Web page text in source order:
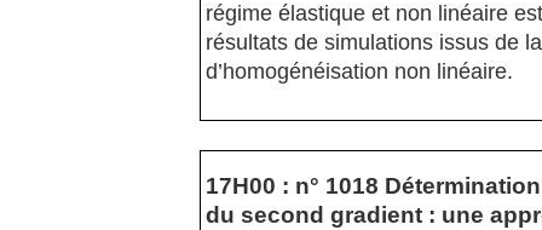
régime élastique et non linéaire
résultats de simulations issus de
d’homogénéisation non linéaire.
17H00 : n° 1018
du second gradient : une